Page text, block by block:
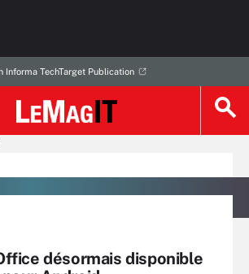
Informa TechTarget Publication
désormais disponible